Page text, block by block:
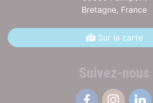
Bretagne, France
Sur la carte
Suivez-nous